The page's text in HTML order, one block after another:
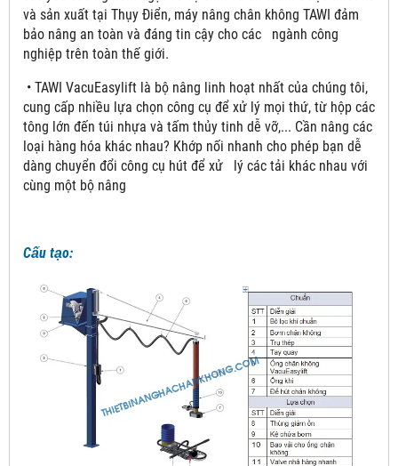
và sản xuất tại Thụy Điển, máy nâng chân không TAWI đảm
bảo nâng an toàn và đáng tin cậy cho các ngành công
nghiệp trên toàn thế giới.
• TAWI VacuEasylift là bộ nâng linh hoạt nhất của chúng tôi,
cung cấp nhiều lựa chọn công cụ để xử lý mọi thứ, từ hộp các
tông lớn đến túi nhựa và tấm thủy tinh dễ vỡ,... Cần nâng các
loại hàng hóa khác nhau? Khớp nối nhanh cho phép bạn dễ
dàng chuyển đổi công cụ hút để xử lý các tải khác nhau với
cùng một bộ nâng
Cấu tạo: